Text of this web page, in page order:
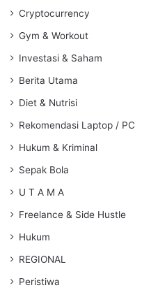
Cryptocurrency
Gym & Workout
Investasi & Saham
Berita Utama
Diet & Nutrisi
Rekomendasi Laptop / PC
Hukum & Kriminal
Sepak Bola
U T A M A
Freelance & Side Hustle
Hukum
REGIONAL
Peristiwa